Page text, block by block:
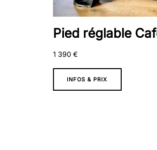
Pied réglable
1 390 €
INFOS & PRIX